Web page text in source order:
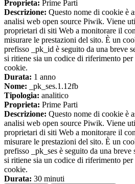
Proprieta: Prime Parti
Descrizione: Questo nome di cookie è
analisi web open source Piwik. Viene
proprietari di siti Web a monitorare il
misurare le prestazioni del sito. È un
prefisso _pk_id è seguito da una breve
si ritiene sia un codice di riferimento
cookie.
Durata: 1 anno
Nome: _pk_ses.1.12fb
Tipologia: analitico
Proprieta: Prime Parti
Descrizione: Questo nome di cookie è
analisi web open source Piwik. Viene
proprietari di siti Web a monitorare il
misurare le prestazioni del sito. È un
prefisso _pk_ses è seguito da una
si ritiene sia un codice di riferimento
cookie.
Durata: 30 minuti